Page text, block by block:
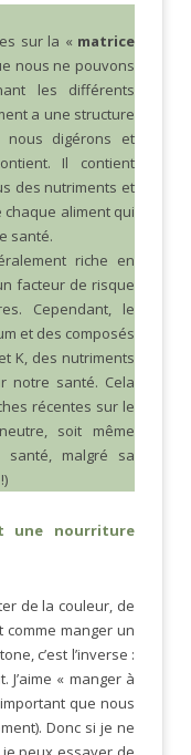
sur la « matrice
nous ne pouvons
les différents
a une structure
digérons et
Il contient
des nutriments et
chaque aliment qui
santé.
riche en
facteur de risque
Cependant, le
et des composés
K, des nutriments
notre santé. Cela
récentes sur le
soit même
santé, malgré sa
une nourriture
de la couleur, de
comme manger un
c’est l’inverse :
« manger à
que nous
Donc si je ne